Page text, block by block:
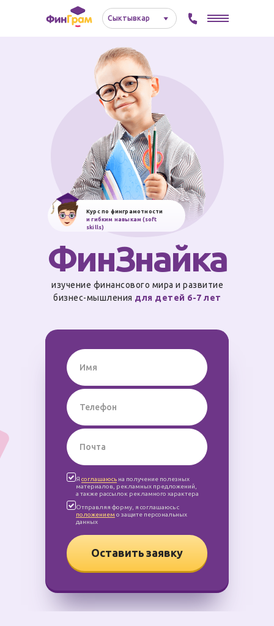
Сыктывкар⠀⠀⠀⠀
изучение финансового мира и развитие
бизнес-мышления для детей 6-7 лет
Курс по финграмотности
и гибким навыкам (soft
skills)
ФинЗнайка
Оставить заявку
Я соглашаюсь на получение полезных
материалов, рекламных предложений,
а также рассылок рекламного характера
Отправляя форму, я соглашаюсь с
положением о защите персональных
данных